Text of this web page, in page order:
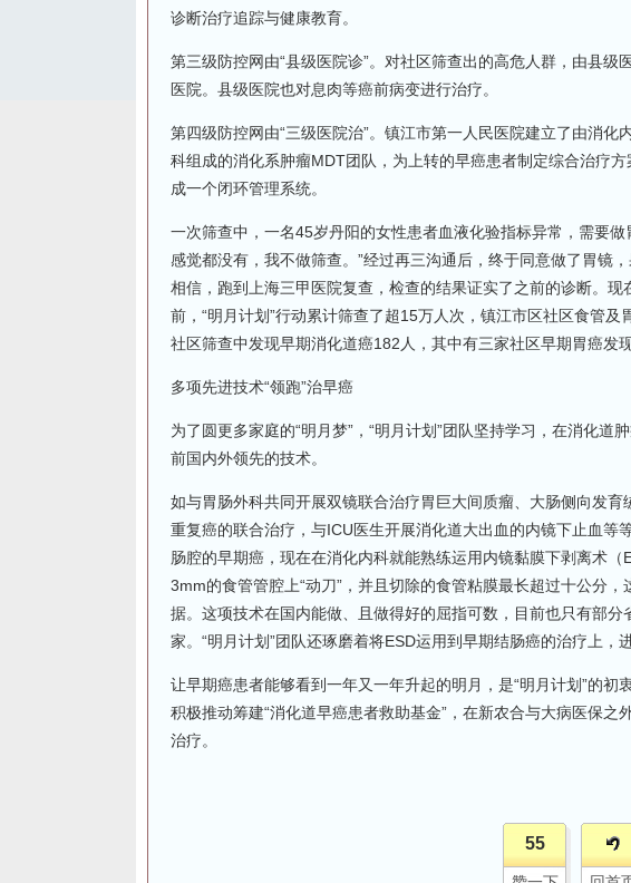
诊断治疗追踪与健康教育。
第三级防控网由“县级医院诊”。对社区筛查出的高危人群，由县
医院。县级医院也对息肉等癌前病变进行治疗。
第四级防控网由“三级医院治”。镇江市第一人民医院建立了由消
科组成的消化系肿瘤MDT团队，为上转的早癌患者制定综合治疗
成一个闭环管理系统。
一次筛查中，一名45岁丹阳的女性患者血液化验指标异常，需要
感觉都没有，我不做筛查。”经过再三沟通后，终于同意做了胃镜
相信，跑到上海三甲医院复查，检查的结果证实了之前的诊断。
前，“明月计划”行动累计筛查了超15万人次，镇江市区社区食管
社区筛查中发现早期消化道癌182人，其中有三家社区早期胃癌发
多项先进技术“领跑”治早癌
为了圆更多家庭的“明月梦”，“明月计划”团队坚持学习，在消化道
前国内外领先的技术。
如与胃肠外科共同开展双镜联合治疗胃巨大间质瘤、大肠侧向发
重复癌的联合治疗，与ICU医生开展消化道大出血的内镜下止血等
肠腔的早期癌，现在在消化内科就能熟练运用内镜黏膜下剥离术
3mm的食管管腔上“动刀”，并且切除的食管粘膜最长超过十公分
据。这项技术在国内能做、且做得好的屈指可数，目前也只有部
家。“明月计划”团队还琢磨着将ESD运用到早期结肠癌的治疗上，
让早期癌患者能够看到一年又一年升起的明月，是“明月计划”的
积极推动筹建“消化道早癌患者救助基金”，在新农合与大病医保
治疗。
55